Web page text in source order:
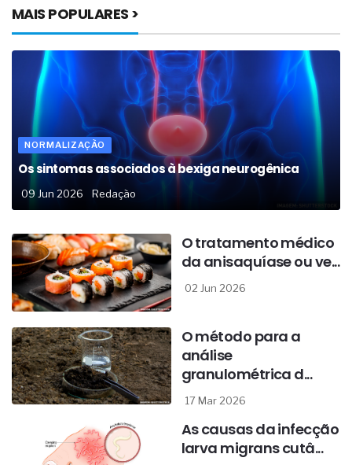
MAIS POPULARES >
NORMALIZAÇÃO
Os sintomas associados à bexiga neurogênica
09 Jun 2026 Redação
O tratamento médico
da anisaquíase ou ve...
02 Jun 2026
O método para a
análise
granulométrica d...
17 Mar 2026
As causas da infecção
larva migrans cutâ...